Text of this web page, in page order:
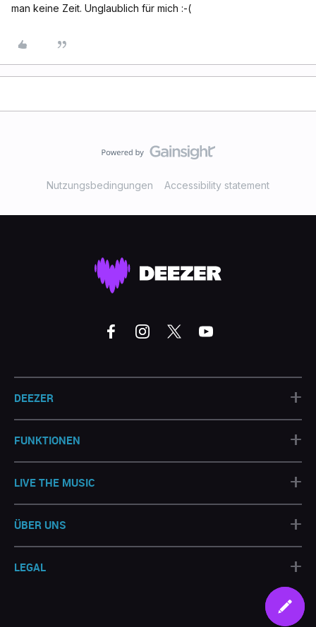
man keine Zeit. Unglaublich für mich :-(
Nutzungsbedingungen Accessibility statement
DEEZER +
FUNKTIONEN +
LIVE THE MUSIC +
ÜBER UNS +
LEGAL +